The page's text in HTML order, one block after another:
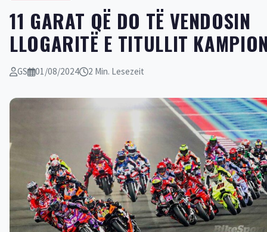
11 GARAT QË DO TË VENDOSIN
LLOGARITË E TITULLIT
GS 01/08/2024 2 Min. Lesezeit